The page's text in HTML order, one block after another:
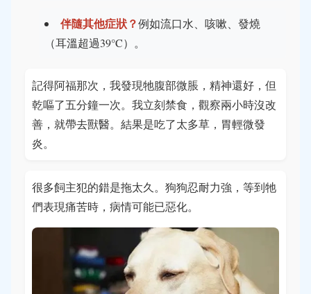
伴隨其他症狀？例如流口水、咳嗽、發燒
（耳溫超過39°C）。
記得阿福那次，我發現牠腹部微脹，精神還好，但
乾嘔了五分鐘一次。我立刻禁食，觀察兩小時沒改
善，就帶去獸醫。結果是吃了太多草，胃輕微發
炎。
很多飼主犯的錯是拖太久。狗狗忍耐力強，等到牠
們表現痛苦時，病情可能已惡化。